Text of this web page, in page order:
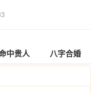
中贵人 八字合婚